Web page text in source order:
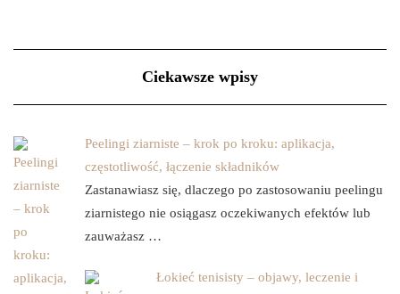
Ciekawsze wpisy
Peelingi ziarniste – krok po kroku: aplikacja,
częstotliwość, łączenie składników
Zastanawiasz się, dlaczego po zastosowaniu peelingu
ziarnistego nie osiągasz oczekiwanych efektów lub
zauważasz …
Łokieć tenisisty – objawy, leczenie i